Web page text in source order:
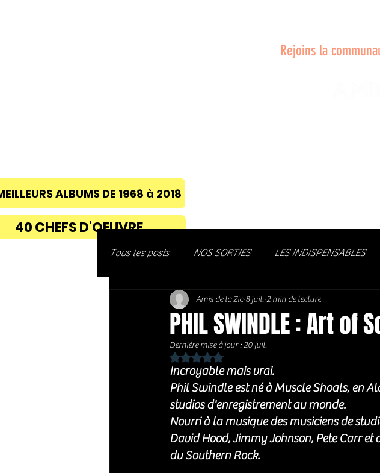
ALBUMS DE 1968 à 2018
Découvrez des artistes, vibrez
Rejoins la
40 CHEFS D'OEUVRE
Tous les posts NOS SORTIES LES INDISPENSABLES
Soft Rock / Folk Jazz Soul / Funk / Rhythm Blues
Country / Americana
PHIL SWINDLE : Art of
Amis de la Zic 8 juil. 2 min de lecture
Dernière mise à jour :20 juil.
Noté NaN étoiles sur 5.
Incroyable mais vrai.
Phil Swindle est né à Muscle Shoals, en
studios d'enregistrement au monde.
Nourri à la musique des musiciens de
David Hood, Jimmy Johnson, Pete Carr
du Southern Rock.